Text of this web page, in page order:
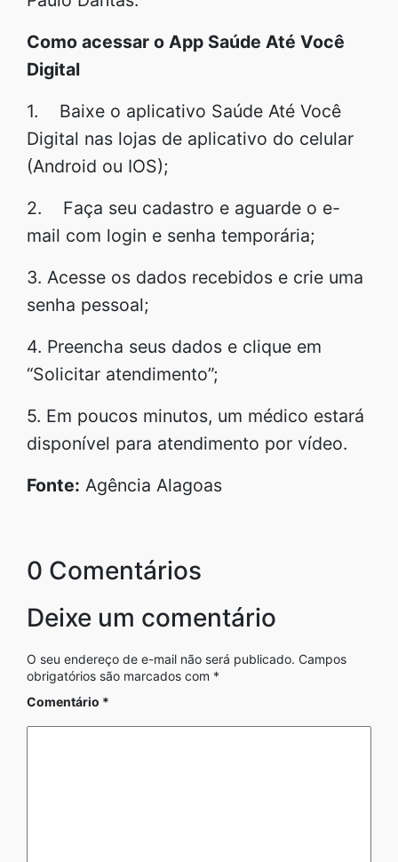
Como acessar o App Saúde Até Você
Digital
1. Baixe o aplicativo Saúde Até Você
Digital nas lojas de aplicativo do celular
(Android ou IOS);
2. Faça seu cadastro e aguarde o e-
mail com login e senha temporária;
3. Acesse os dados recebidos e crie uma
senha pessoal;
4. Preencha seus dados e clique em
“Solicitar atendimento”;
5. Em poucos minutos, um médico estará
disponível para atendimento por vídeo.
Fonte: Agência Alagoas
0 Comentários
Deixe um comentário
O seu endereço de e-mail não será publicado. Campos
obrigatórios são marcados com *
Comentário *